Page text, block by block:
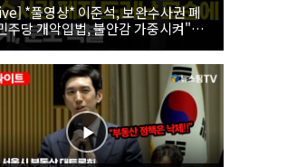
*풀영상* 이준석, 보완수사권 폐
주당 개악입법, 불안감 가중시켜"｜
개혁신당 보완수사권 폐지 토론회